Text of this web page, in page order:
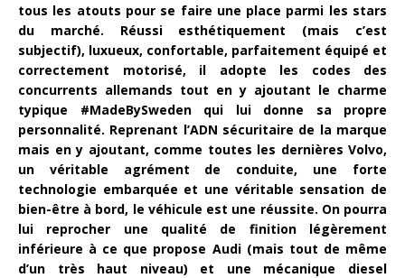
tous les atouts pour se faire une place parmi les stars
du marché. Réussi esthétiquement (mais c’est
subjectif), luxueux, confortable, parfaitement équipé et
correctement motorisé, il adopte les codes des
concurrents allemands tout en y ajoutant le charme
typique #MadeBySweden qui lui donne sa propre
personnalité. Reprenant l’ADN sécuritaire de la marque
mais en y ajoutant, comme toutes les dernières Volvo,
un véritable agrément de conduite, une forte
technologie embarquée et une véritable sensation de
bien-être à bord, le véhicule est une réussite. On pourra
lui reprocher une qualité de finition légèrement
inférieure à ce que propose Audi (mais tout de même
d’un très haut niveau) et une mécanique diesel